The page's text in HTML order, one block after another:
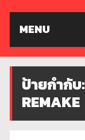
MENU
ป้ายกำกับ:
REMAKE